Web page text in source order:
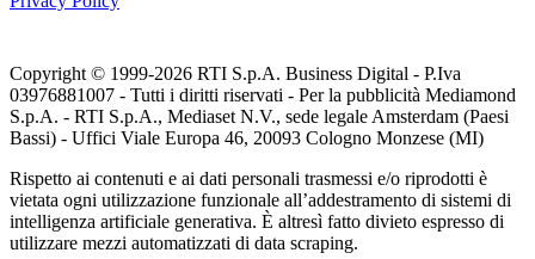
Copyright © 1999-2026 RTI S.p.A. Business Digital - P.Iva
03976881007 - Tutti i diritti riservati - Per la pubblicità Mediamond
S.p.A. - RTI S.p.A., Mediaset N.V., sede legale Amsterdam (Paesi
Bassi) - Uffici Viale Europa 46, 20093 Cologno Monzese (MI)
Rispetto ai contenuti e ai dati personali trasmessi e/o riprodotti è
vietata ogni utilizzazione funzionale all’addestramento di sistemi di
intelligenza artificiale generativa. È altresì fatto divieto espresso di
utilizzare mezzi automatizzati di data scraping.